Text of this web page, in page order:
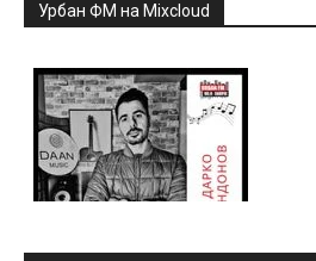
Урбан ФМ на Mixcloud